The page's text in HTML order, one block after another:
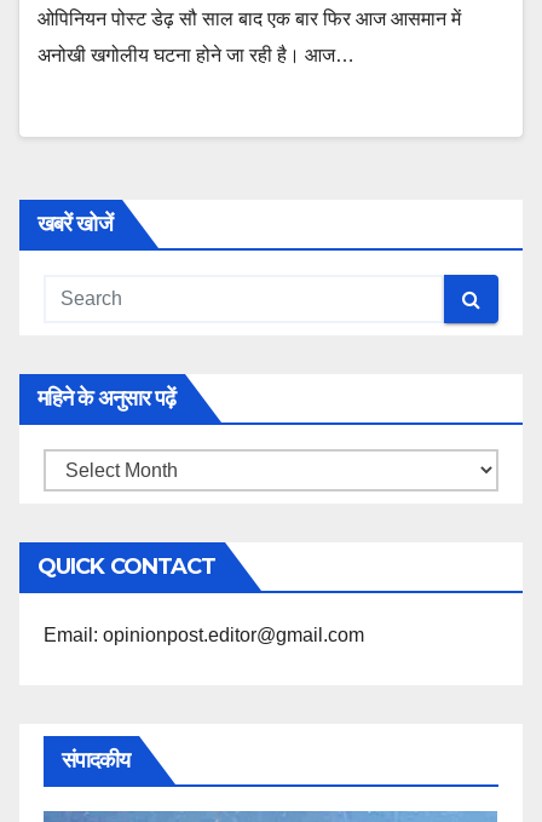
ओपिनियन पोस्‍ट डेढ़ सौ साल बाद एक बार फिर आज आसमान में
अनोखी खगोलीय घटना होने जा रही है। आज…
खबरें खोजें
महिने के अनुसार पढ़ें
महिने
अनुसार
पढ़ें
QUICK CONTACT
Email: opinionpost.editor@gmail.com
संपादकीय